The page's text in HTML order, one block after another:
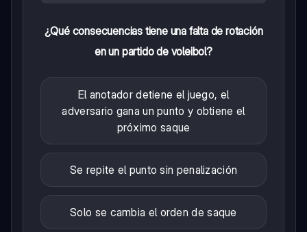
¿Qué consecuencias tiene una falta de rotación
en un partido de voleibol?
El anotador detiene el juego, el
adversario gana un punto y obtiene el
próximo saque
Se repite el punto sin penalización
Solo se cambia el orden de saque